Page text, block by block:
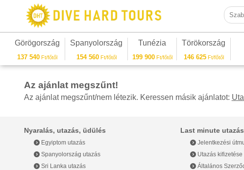
Görögország
137 540 Ft/főtől
Spanyolország
154 560Ft/főtől
Tunézia
199 900Ft/főtől
Törökország
146 625Ft/főtől
Az ajánlat megszűnt!
Az ajánlat megszűnt/nem létezik. Keressen másik ajánlatot:
Last minute utazás
Jelentkezési
Utazás kifizetése
Általános
Nyaralás, utazás, üdülés
Egyiptom utazás
Spanyolország utazás
Sri Lanka utazás